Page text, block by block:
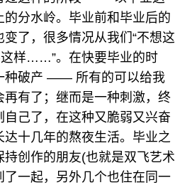
的分水岭。毕业前和毕业后的
了，很多情况从我们“不想这
样……”。在快要毕业的时
种破产 —— 所有的可以给我
再有了；继而是一种刺激，终
自己了，在这种又脆弱又兴奋
达十几年的熬夜生活。毕业之
持创作的朋友(也就是双飞艺术
了一起，另外几个也住在同一